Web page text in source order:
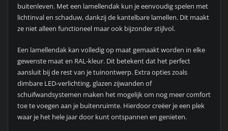
buitenleven. Met een lamellendak kun je eenvoudig spelen met
lichtinval en schaduw, dankzij de kantelbare lamellen. Dit maakt
ze niet alleen functioneel maar ook bijzonder stijlvol.
Een lamellendak kan volledig op maat gemaakt worden in elke
gewenste maat en RAL-kleur. Dit betekent dat het perfect
aansluit bij de rest van je tuinontwerp. Extra opties zoals
dimbare LED-verlichting, glazen zijwanden of
schuifwandsystemen maken het mogelijk om nog meer comfort
toe te voegen aan je buitenruimte. Hierdoor creëer je een plek
waar je het hele jaar door kunt ontspannen en genieten.